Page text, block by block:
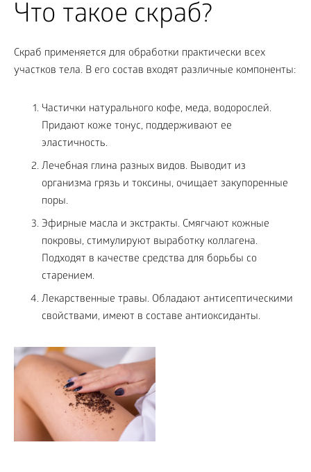
Что такое скраб?
Скраб применяется для обработки практически всех
участков тела. В его состав входят различные компоненты:
Частички натурального кофе, меда, водорослей.
Придают коже тонус, поддерживают ее
эластичность.
Лечебная глина разных видов. Выводит из
организма грязь и токсины, очищает закупоренные
поры.
Эфирные масла и экстракты. Смягчают кожные
покровы, стимулируют выработку коллагена.
Подходят в качестве средства для борьбы со
старением.
Лекарственные травы. Обладают антисептическими
свойствами, имеют в составе антиоксиданты.